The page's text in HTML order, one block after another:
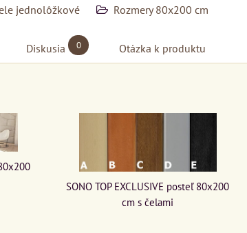
jednolôžkové Rozmery 80x200 cm
Diskusia 0 Otázka k produktu
SONO TOP EXCLUSIVE posteľ 80x200
cm s čelami